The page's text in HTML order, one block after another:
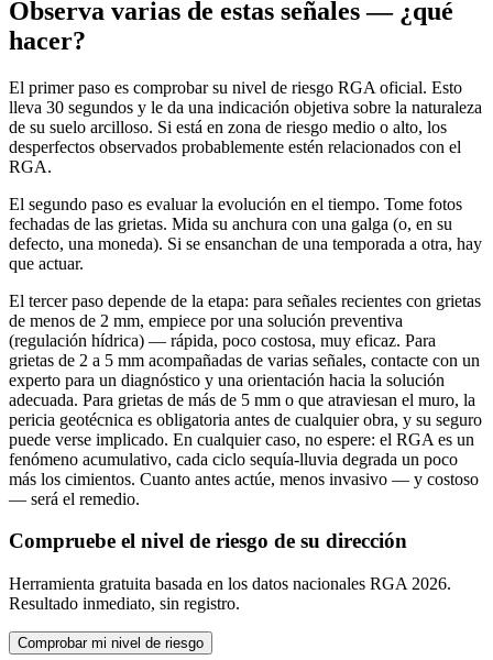
Observa varias de estas señales — ¿qué
hacer?
El primer paso es comprobar su nivel de riesgo RGA oficial. Esto
lleva 30 segundos y le da una indicación objetiva sobre la naturaleza
de su suelo arcilloso. Si está en zona de riesgo medio o alto, los
desperfectos observados probablemente estén relacionados con el
RGA.
El segundo paso es evaluar la evolución en el tiempo. Tome fotos
fechadas de las grietas. Mida su anchura con una galga (o, en su
defecto, una moneda). Si se ensanchan de una temporada a otra, hay
que actuar.
El tercer paso depende de la etapa: para señales recientes con grietas
de menos de 2 mm, empiece por una solución preventiva
(regulación hídrica) — rápida, poco costosa, muy eficaz. Para
grietas de 2 a 5 mm acompañadas de varias señales, contacte con un
experto para un diagnóstico y una orientación hacia la solución
adecuada. Para grietas de más de 5 mm o que atraviesan el muro, la
pericia geotécnica es obligatoria antes de cualquier obra, y su seguro
puede verse implicado. En cualquier caso, no espere: el RGA es un
fenómeno acumulativo, cada ciclo sequía-lluvia degrada un poco
más los cimientos. Cuanto antes actúe, menos invasivo — y costoso
— será el remedio.
Compruebe el nivel de riesgo de su dirección
Herramienta gratuita basada en los datos nacionales RGA 2026.
Resultado inmediato, sin registro.
Comprobar mi nivel de riesgo